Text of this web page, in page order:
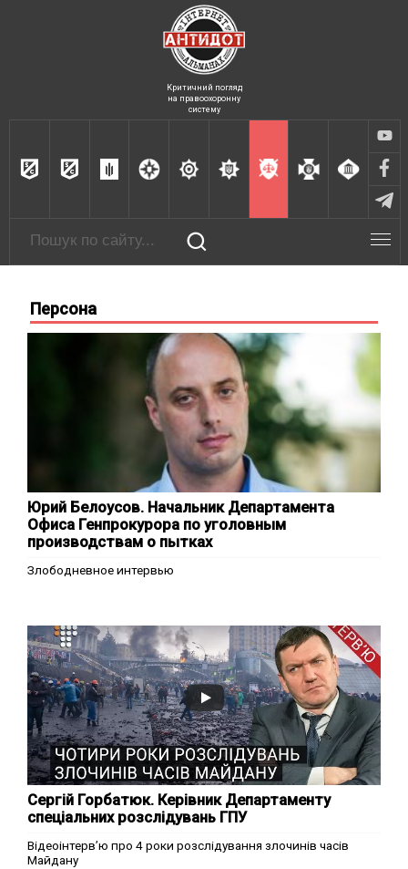
Критичний погляд
на правоохоронну
систему
Персона
Юрий Белоусов. Начальник Департамента
Офиса Генпрокурора по уголовным
производствам о пытках
Злободневное интервью
Сергій Горбатюк. Керівник Департаменту
спеціальних розслідувань ГПУ
Відеоінтерв’ю про 4 роки розслідування злочинів часів
Майдану